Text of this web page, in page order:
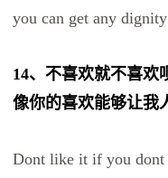
you can get any
14、不喜欢就不喜欢
像你的喜欢能够让我
Dont like it if you